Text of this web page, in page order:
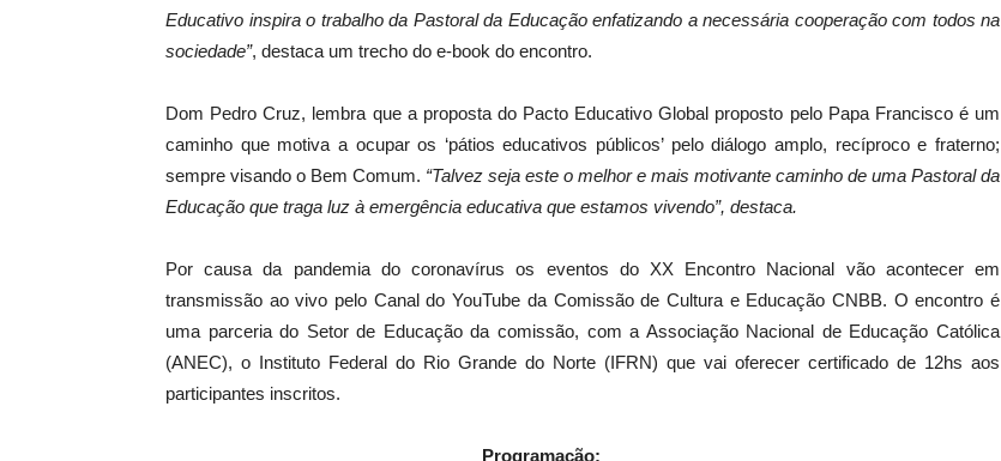
Educativo inspira o trabalho da Pastoral da Educação enfatizando a necessária cooperação com todos na
sociedade”, destaca um trecho do e-book do encontro.
Dom Pedro Cruz, lembra que a proposta do Pacto Educativo Global proposto pelo Papa Francisco é um
caminho que motiva a ocupar os ‘pátios educativos públicos’ pelo diálogo amplo, recíproco e fraterno;
sempre visando o Bem Comum. “Talvez seja este o melhor e mais motivante caminho de uma Pastoral da
Educação que traga luz à emergência educativa que estamos vivendo”, destaca.
Por causa da pandemia do coronavírus os eventos do XX Encontro Nacional vão acontecer em
transmissão ao vivo pelo Canal do YouTube da Comissão de Cultura e Educação CNBB. O encontro é
uma parceria do Setor de Educação da comissão, com a Associação Nacional de Educação Católica
(ANEC), o Instituto Federal do Rio Grande do Norte (IFRN) que vai oferecer certificado de 12hs aos
participantes inscritos.
Programação: